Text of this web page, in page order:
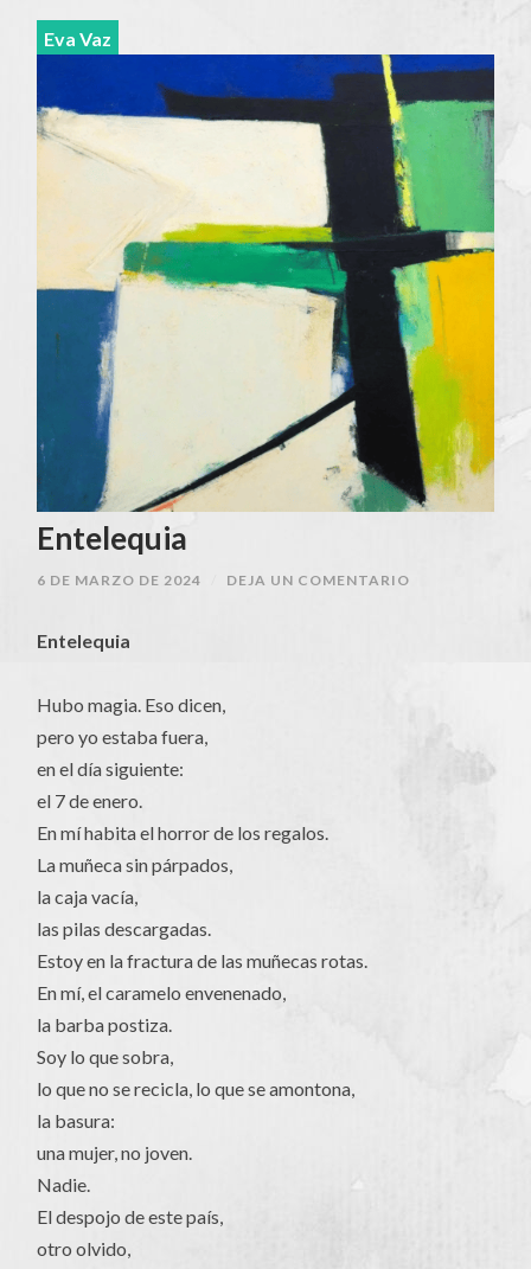
Eva Vaz
Entelequia
6 DE MARZO DE 2024 DEJA UN COMENTARIO
Entelequia
Hubo magia. Eso dicen,
pero yo estaba fuera,
en el día siguiente:
el 7 de enero.
En mí habita el horror de los regalos.
La muñeca sin párpados,
la caja vacía,
las pilas descargadas.
Estoy en la fractura de las muñecas rotas.
En mí, el caramelo envenenado,
la barba postiza.
Soy lo que sobra,
lo que no se recicla, lo que se amontona,
la basura:
una mujer, no joven.
Nadie.
El despojo de este país,
otro olvido,